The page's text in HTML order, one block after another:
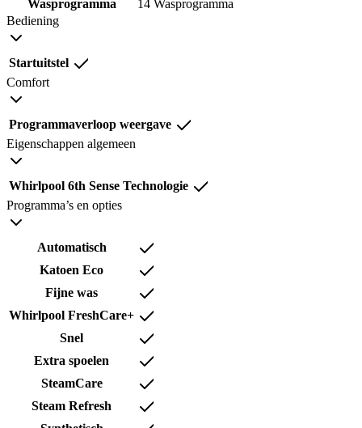
Wasprogramma
14 Wasprogramma
Bediening
Startuitstel
Comfort
Programmaverloop weergave
Eigenschappen algemeen
Whirlpool 6th Sense Technologie
Programma’s en opties
Automatisch
Katoen Eco
Fijne was
Whirlpool FreshCare+
Snel
Extra spoelen
SteamCare
Steam Refresh